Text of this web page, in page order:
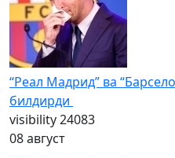
“Реал Мадрид” ва
билдирди
visibility24083
08 август